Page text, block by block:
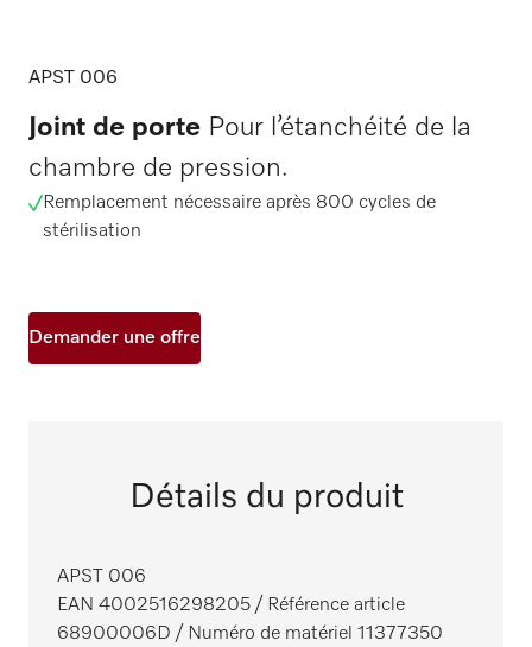
APST 006
Joint de porte Pour l’étanchéité de la
chambre de pression.
Remplacement nécessaire après 800 cycles de
stérilisation
Demander une offre
Détails du produit
APST 006
EAN 4002516298205 / Référence article
68900006D / Numéro de matériel 11377350